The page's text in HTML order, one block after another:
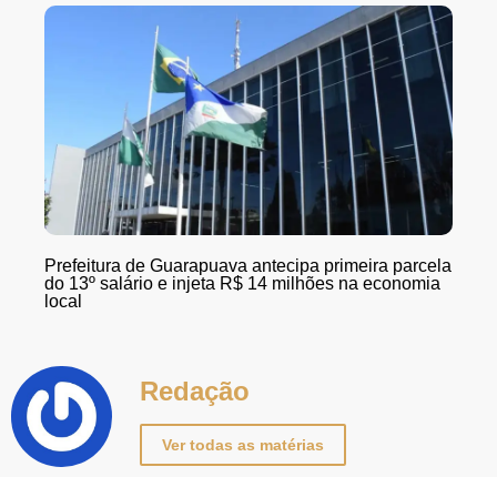
Prefeitura de Guarapuava antecipa primeira parcela
do 13º salário e injeta R$ 14 milhões na economia
local
Redação
Ver todas as matérias